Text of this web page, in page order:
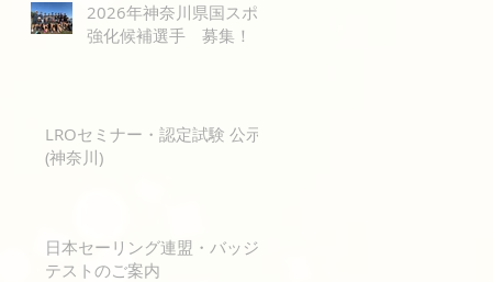
2026年神奈川県国スポ
強化候補選手 募集！
LROセミナー・認定試験 公示
(神奈川)
日本セーリング連盟・バッジ
テストのご案内